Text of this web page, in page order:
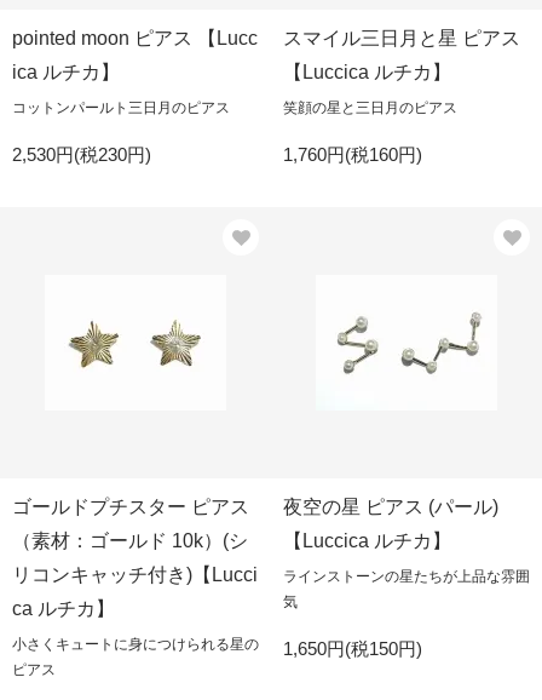
pointed moon ピアス 【Lucc
ica ルチカ】
コットンパールト三日月のピアス
2,530円(税230円)
スマイル三日月と星 ピアス
【Luccica ルチカ】
笑顔の星と三日月のピアス
1,760円(税160円)
ゴールドプチスター ピアス
（素材：ゴールド 10k）(シ
リコンキャッチ付き)【Lucci
ca ルチカ】
小さくキュートに身につけられる星の
ピアス
夜空の星 ピアス (パール)
【Luccica ルチカ】
ラインストーンの星たちが上品な雰囲
気
1,650円(税150円)